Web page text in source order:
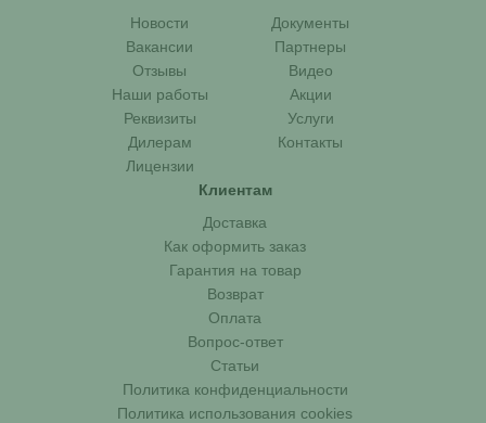
Новости
Документы
Вакансии
Партнеры
Отзывы
Видео
Наши работы
Акции
Реквизиты
Услуги
Дилерам
Контакты
Лицензии
Клиентам
Доставка
Как оформить заказ
Гарантия на товар
Возврат
Оплата
Вопрос-ответ
Статьи
Политика конфиденциальности
Политика использования cookies